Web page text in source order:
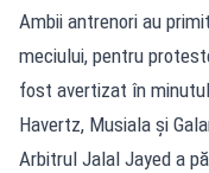
Ambii antrenori au
meciului, pentru
fost avertizat în
Havertz, Musiala și
Arbitrul Jalal Jayed a